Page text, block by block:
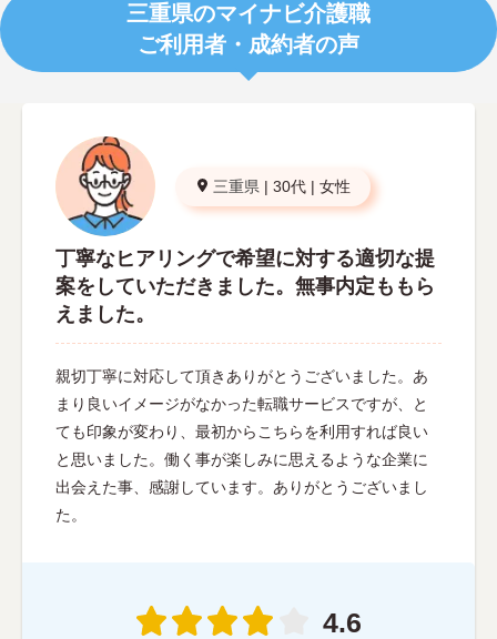
三重県のマイナビ介護職
ご利用者・成約者の声
三重県 | 30代 | 女性
丁寧なヒアリングで希望に対する適切な提
案をしていただきました。無事内定ももら
えました。
親切丁寧に対応して頂きありがとうございました。あ
まり良いイメージがなかった転職サービスですが、と
ても印象が変わり、最初からこちらを利用すれば良い
と思いました。働く事が楽しみに思えるような企業に
出会えた事、感謝しています。ありがとうございまし
た。
4.6